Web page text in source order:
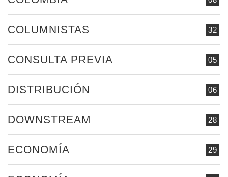
32
COLUMNISTAS
05
CONSULTA PREVIA
06
DISTRIBUCIÓN
28
DOWNSTREAM
29
ECONOMÍA